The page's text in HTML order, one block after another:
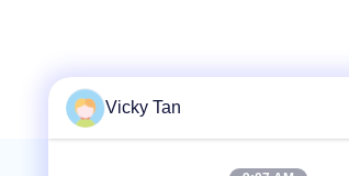
Vicky Tan